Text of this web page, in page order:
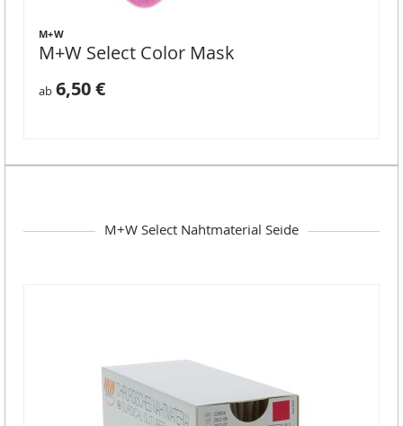
M+W
M+W Select Color Mask
ab 6,50 €
M+W Select Nahtmaterial Seide